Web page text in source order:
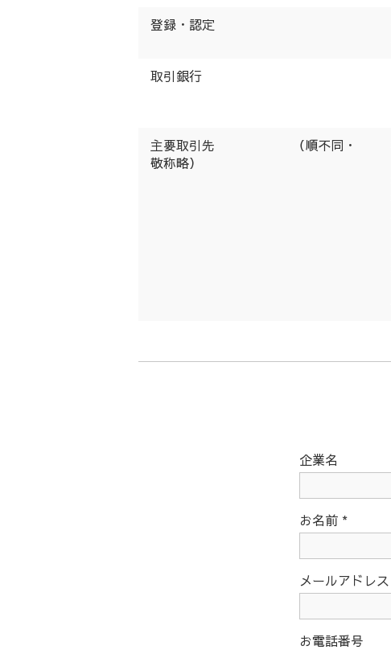
登録・認定
取引銀行
主要取引先 （順不同・
敬称略）
企業名
お名前 *
メールアドレス
お電話番号